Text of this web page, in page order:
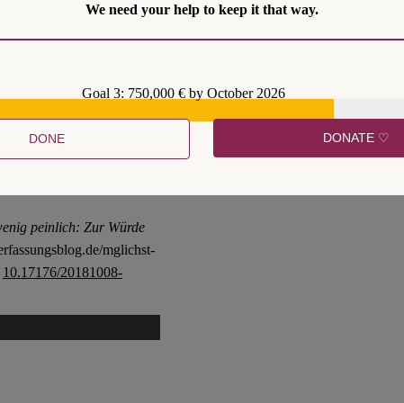
ND 4.0
peinlich: Zur Würde
mglichst-
10.17176/20181008-
We need your help to keep it that way.
Goal 3: 750,000 € by October 2026
DONE DONATE ♡